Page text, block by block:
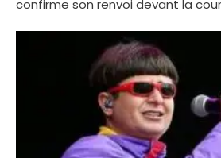
confirme son renvoi devant la